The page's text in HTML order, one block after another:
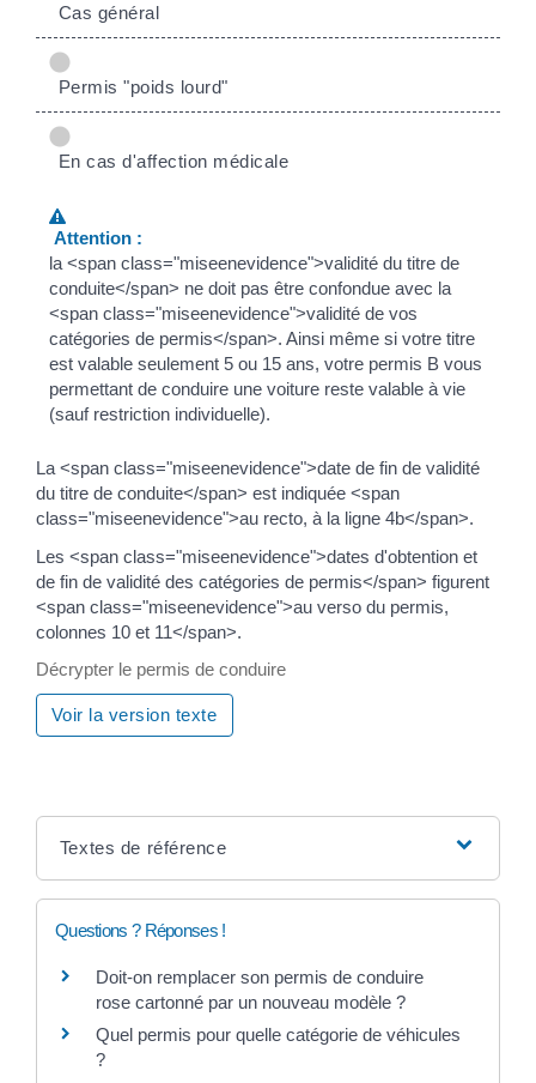
Cas général
Permis "poids lourd"
En cas d'affection médicale
Attention :
la <span class="miseenevidence">validité du titre de
conduite</span> ne doit pas être confondue avec la
<span class="miseenevidence">validité de vos
catégories de permis</span>. Ainsi même si votre titre
est valable seulement 5 ou 15 ans, votre permis B vous
permettant de conduire une voiture reste valable à vie
(sauf restriction individuelle).
La <span class="miseenevidence">date de fin de validité
du titre de conduite</span> est indiquée <span
class="miseenevidence">au recto, à la ligne 4b</span>.
Les <span class="miseenevidence">dates d'obtention et
de fin de validité des catégories de permis</span> figurent
<span class="miseenevidence">au verso du permis,
colonnes 10 et 11</span>.
Décrypter le permis de conduire
Voir la version texte
Textes de référence
Questions ? Réponses !
Doit-on remplacer son permis de conduire
rose cartonné par un nouveau modèle ?
Quel permis pour quelle catégorie de véhicules
?